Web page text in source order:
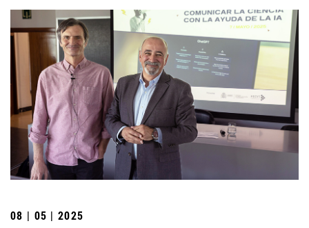
08 | 05 | 2025